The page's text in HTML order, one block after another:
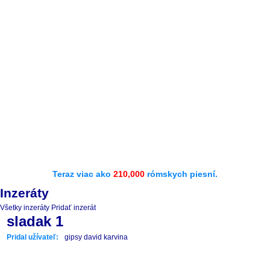
Teraz viac ako 210,000 rómskych piesní.
Inzeráty
Všetky inzeráty Pridať inzerát
sladak 1
Pridal užívateľ: gipsy david karvina